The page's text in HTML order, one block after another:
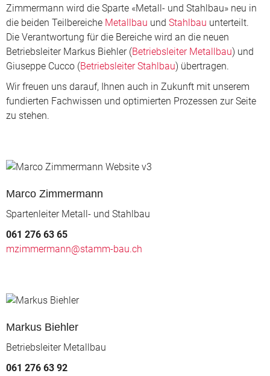
Zimmermann wird die Sparte «Metall- und Stahlbau» neu in
die beiden Teilbereiche Metallbau und Stahlbau unterteilt.
Die Verantwortung für die Bereiche wird an die neuen
Betriebsleiter Markus Biehler (Betriebsleiter Metallbau) und
Giuseppe Cucco (Betriebsleiter Stahlbau) übertragen.
Wir freuen uns darauf, Ihnen auch in Zukunft mit unserem
fundierten Fachwissen und optimierten Prozessen zur Seite
zu stehen.
Marco Zimmermann
Spartenleiter Metall- und Stahlbau
061 276 63 65
mzimmermann@stamm-bau.ch
Markus Biehler
Betriebsleiter Metallbau
061 276 63 92